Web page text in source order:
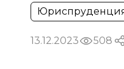
13.12.2023 508